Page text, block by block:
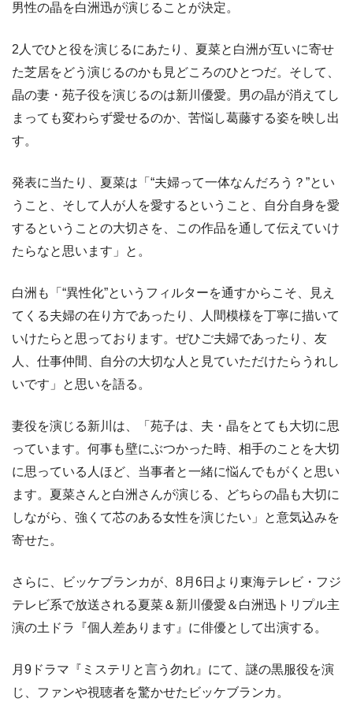
男性の晶を白洲迅が演じることが決定。
2人でひと役を演じるにあたり、夏菜と白洲が互いに寄せ
た芝居をどう演じるのかも見どころのひとつだ。そして、
晶の妻・苑子役を演じるのは新川優愛。男の晶が消えてし
まっても変わらず愛せるのか、苦悩し葛藤する姿を映し出
す。
発表に当たり、夏菜は「“夫婦って一体なんだろう？”とい
うこと、そして人が人を愛するということ、自分自身を愛
するということの大切さを、この作品を通して伝えていけ
たらなと思います」と。
白洲も「“異性化”というフィルターを通すからこそ、見え
てくる夫婦の在り方であったり、人間模様を丁寧に描いて
いけたらと思っております。ぜひご夫婦であったり、友
人、仕事仲間、自分の大切な人と見ていただけたらうれし
いです」と思いを語る。
妻役を演じる新川は、「苑子は、夫・晶をとても大切に思
っています。何事も壁にぶつかった時、相手のことを大切
に思っている人ほど、当事者と一緒に悩んでもがくと思い
ます。夏菜さんと白洲さんが演じる、どちらの晶も大切に
しながら、強くて芯のある女性を演じたい」と意気込みを
寄せた。
さらに、ビッケブランカが、8月6日より東海テレビ・フジ
テレビ系で放送される夏菜＆新川優愛＆白洲迅トリプル主
演の土ドラ『個人差あります』に俳優として出演する。
月9ドラマ『ミステリと言う勿れ』にて、謎の黒服役を演
じ、ファンや視聴者を驚かせたビッケブランカ。